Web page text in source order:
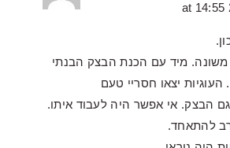
מיד עם הכנת הבצק הבנתי
יצאו חסריי טעם
הבצק. אי אפשר היה לעבוד איתו.
להתאחד.